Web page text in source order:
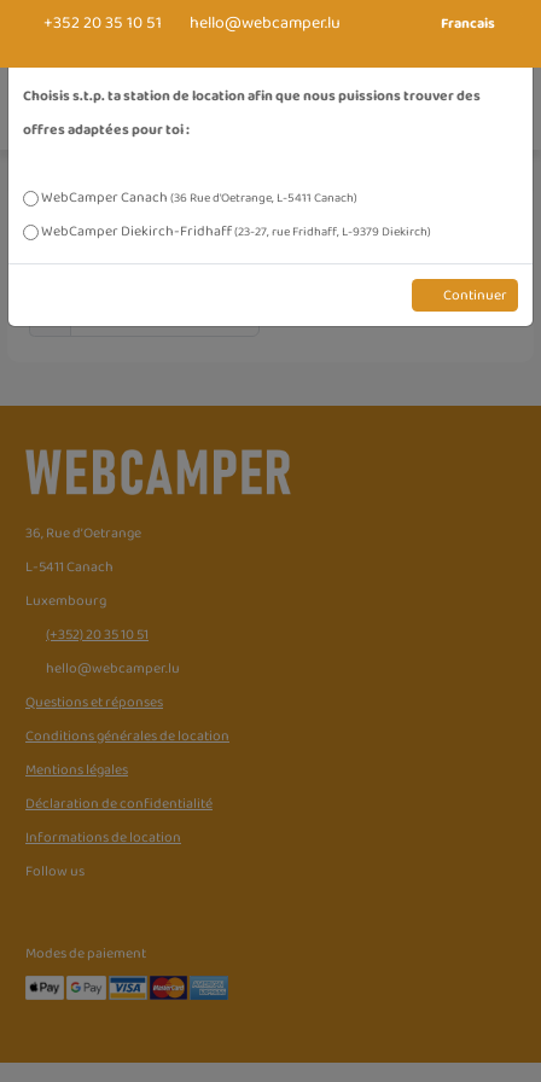
+352 20 35 10 51 hello@webcamper.lu Francais
Période de location
Sélectionner la station de location
Choisis s.t.p. ta station de location afin que nous puissions trouver des
offres adaptées pour toi :
WebCamper Canach(36 Rue d'Oetrange, L-5411 Canach)
WebCamper Diekirch-Fridhaff(23-27, rue Fridhaff, L-9379 Diekirch)
Continuer
36, Rue d’Oetrange
L-5411 Canach
Luxembourg
(+352) 20 35 10 51
️ hello@webcamper.lu
Questions et réponses
Conditions générales de location
Mentions légales
Déclaration de confidentialité
Informations de location
Follow us
Modes de paiement